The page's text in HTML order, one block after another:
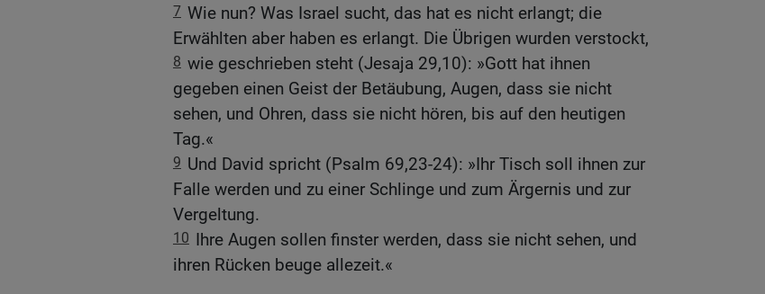
7 Wie nun? Was Israel sucht, das hat es nicht erlangt; die
Erwählten aber haben es erlangt. Die Übrigen wurden verstockt,
8 wie geschrieben steht (Jesaja 29,10): »Gott hat ihnen
gegeben einen Geist der Betäubung, Augen, dass sie nicht
sehen, und Ohren, dass sie nicht hören, bis auf den heutigen
Tag.«
9 Und David spricht (Psalm 69,23-24): »Ihr Tisch soll ihnen zur
Falle werden und zu einer Schlinge und zum Ärgernis und zur
Vergeltung.
10 Ihre Augen sollen finster werden, dass sie nicht sehen, und
ihren Rücken beuge allezeit.«